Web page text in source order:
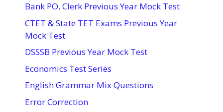
Bank PO, Clerk Previous Year Mock Test
CTET & State TET Exams Previous Year
Mock Test
DSSSB Previous Year Mock Test
Economics Test Series
English Grammar Mix Questions
Error Correction